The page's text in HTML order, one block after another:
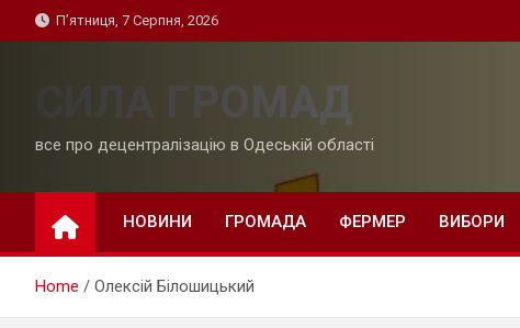
to
П’ятниця, 7 Серпня, 2026
СИЛА ГРОМАД
все про децентралізацію в Одеській області
НОВИНИ ГРОМАДА ФЕРМЕР ВИБОРИ
Home Олексій Білошицький